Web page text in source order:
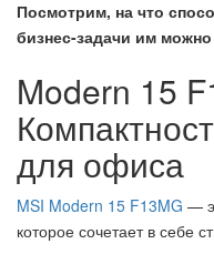
Посмотрим, на что
бизнес-задачи им
Modern 15
для офиса
MSI Modern 15 F13MG —
которое сочетает в себе